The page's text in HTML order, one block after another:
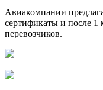
Авиакомпании
сертификаты и после 1
перевозчиков.